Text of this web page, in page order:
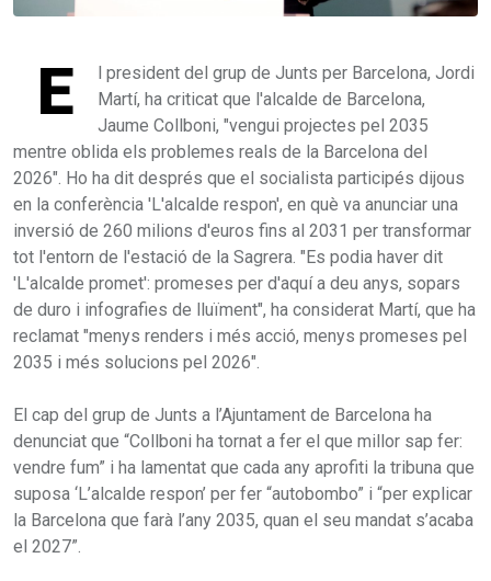
E
l president del grup de Junts per Barcelona, Jordi
Martí, ha criticat que l'alcalde de Barcelona,
Jaume Collboni, "vengui projectes pel 2035
mentre oblida els problemes reals de la Barcelona del
2026". Ho ha dit després que el socialista participés dijous
en la conferència 'L'alcalde respon', en què va anunciar una
inversió de 260 milions d'euros fins al 2031 per transformar
tot l'entorn de l'estació de la Sagrera. "Es podia haver dit
'L'alcalde promet': promeses per d'aquí a deu anys, sopars
de duro i infografies de lluïment", ha considerat Martí, que ha
reclamat "menys renders i més acció, menys promeses pel
2035 i més solucions pel 2026".
El cap del grup de Junts a l’Ajuntament de Barcelona ha
denunciat que “Collboni ha tornat a fer el que millor sap fer:
vendre fum” i ha lamentat que cada any aprofiti la tribuna que
suposa ‘L’alcalde respon’ per fer “autobombo” i “per explicar
la Barcelona que farà l’any 2035, quan el seu mandat s’acaba
el 2027”.